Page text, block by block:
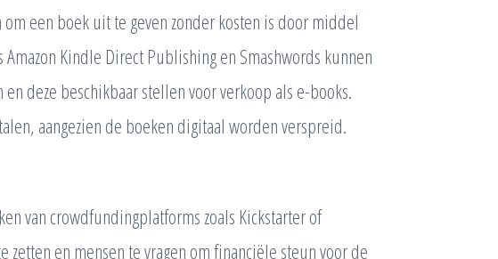
een boek uit te geven zonder kosten is door middel
Kindle Direct Publishing en Smashwords kunnen
deze beschikbaar stellen voor verkoop als e-books.
aangezien de boeken digitaal worden verspreid.
van crowdfundingplatforms zoals Kickstarter of
zetten en mensen te vragen om financiële steun voor de